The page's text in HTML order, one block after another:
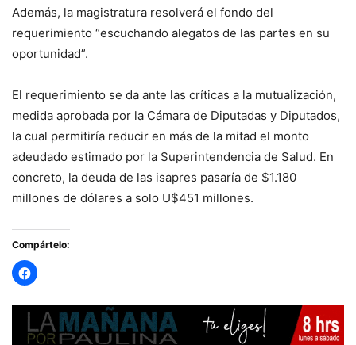
Además, la magistratura resolverá el fondo del
requerimiento “escuchando alegatos de las partes en su
oportunidad”.
El requerimiento se da ante las críticas a la mutualización,
medida aprobada por la Cámara de Diputadas y Diputados,
la cual permitiría reducir en más de la mitad el monto
adeudado estimado por la Superintendencia de Salud. En
concreto, la deuda de las isapres pasaría de $1.180
millones de dólares a solo U$451 millones.
Compártelo: